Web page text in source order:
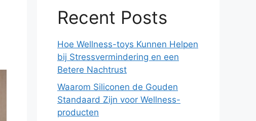
Recent Posts
Hoe Wellness-toys Kunnen Helpen
bij Stressvermindering en een
Betere Nachtrust
Waarom Siliconen de Gouden
Standaard Zijn voor Wellness-
producten